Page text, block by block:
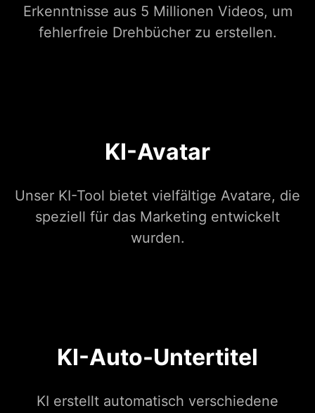
Erkenntnisse aus 5 Millionen Videos, um
fehlerfreie Drehbücher zu erstellen.
KI-Avatar
Unser KI-Tool bietet vielfältige Avatare, die
speziell für das Marketing entwickelt
wurden.
KI-Auto-Untertitel
KI erstellt automatisch verschiedene